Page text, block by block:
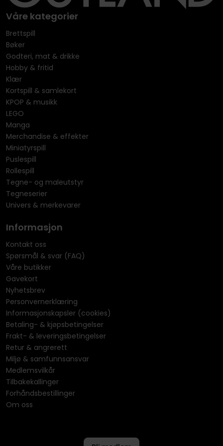
Våre kategorier
Brettspill
Bøker
Godteri, mat & drikke
Hobby & fritid
Klær
Kortspill & samlekort
KPOP & musikk
LEGO
Manga
Merchandise & effekter
Miniatyrspill
Puslespill
Rollespill
Tegne- og maleutstyr
Tegneserier
Univers & merkevarer
Informasjon
Kontakt oss
Spørsmål & svar (FAQ)
Våre butikker
Gavekort
Nyhetsbrev
Personvernerklæring
Informasjonskapsler (cookies)
Betaling- & kjøpsbetingelser
Frakt- & leveringsbetingelser
Retur & angrerett
Miljø & samfunnsansvar
Medlemsvilkår
Tilbakekallinger
Forhåndsbestillinger
Om oss